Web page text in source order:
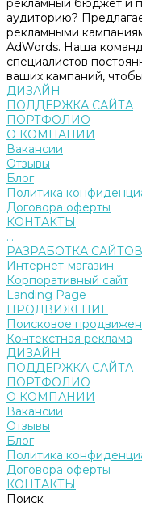
рекламный бюджет и
аудиторию?
рекламными
AdWords. Наша
специалистов
ваших кампаний,
ДИЗАЙН
ПОДДЕРЖКА САЙТА
ПОРТФОЛИО
О КОМПАНИИ
Вакансии
Отзывы
Блог
Политика
Договора оферты
КОНТАКТЫ
...
РАЗРАБОТКА САЙТОВ
Интернет-магазин
Корпоративный сайт
Landing Page
ПРОДВИЖЕНИЕ
Поисковое
Контекстная реклама
ДИЗАЙН
ПОДДЕРЖКА САЙТА
ПОРТФОЛИО
О КОМПАНИИ
Вакансии
Отзывы
Блог
Политика
Договора оферты
КОНТАКТЫ
Поиск